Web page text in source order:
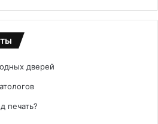
дверей
печать?